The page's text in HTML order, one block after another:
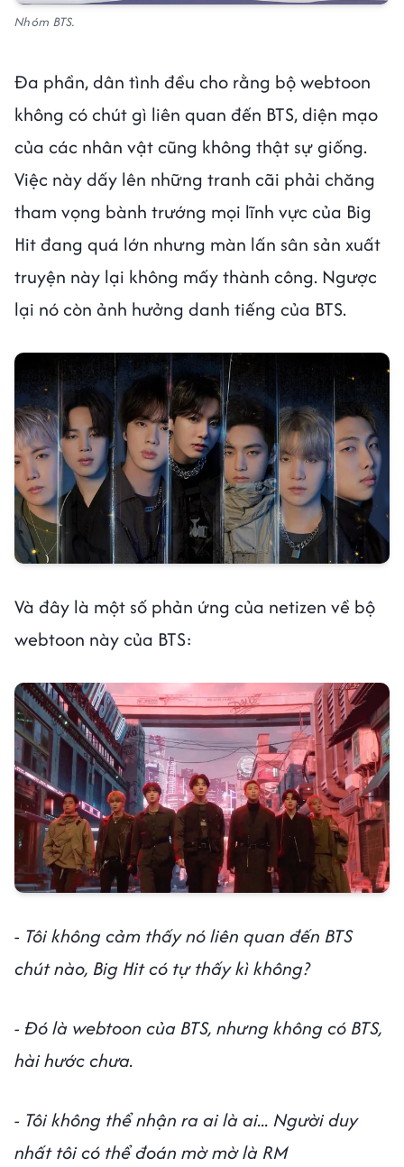
Nhóm BTS.
Đa phần, dân tình đều cho rằng bộ webtoon
không có chút gì liên quan đến BTS, diện mạo
của các nhân vật cũng không thật sự giống.
Việc này dấy lên những tranh cãi phải chăng
tham vọng bành trướng mọi lĩnh vực của Big
Hit đang quá lớn nhưng màn lấn sân sản xuất
truyện này lại không mấy thành công. Ngược
lại nó còn ảnh hưởng danh tiếng của BTS.
Và đây là một số phản ứng của netizen về bộ
webtoon này của BTS:
- Tôi không cảm thấy nó liên quan đến BTS
chút nào, Big Hit có tự thấy kì không?
- Đó là webtoon của BTS, nhưng không có BTS,
hài hước chưa.
- Tôi không thể nhận ra ai là ai... Người duy
nhất tôi có thể đoán mờ mờ là RM